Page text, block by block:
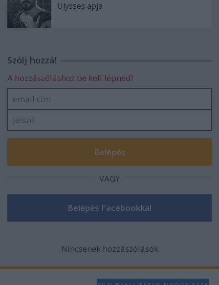
Ulysses apja
Szólj hozzá!
A hozzászóláshoz be kell lépned!
VAGY
Nincsenek hozzászólások